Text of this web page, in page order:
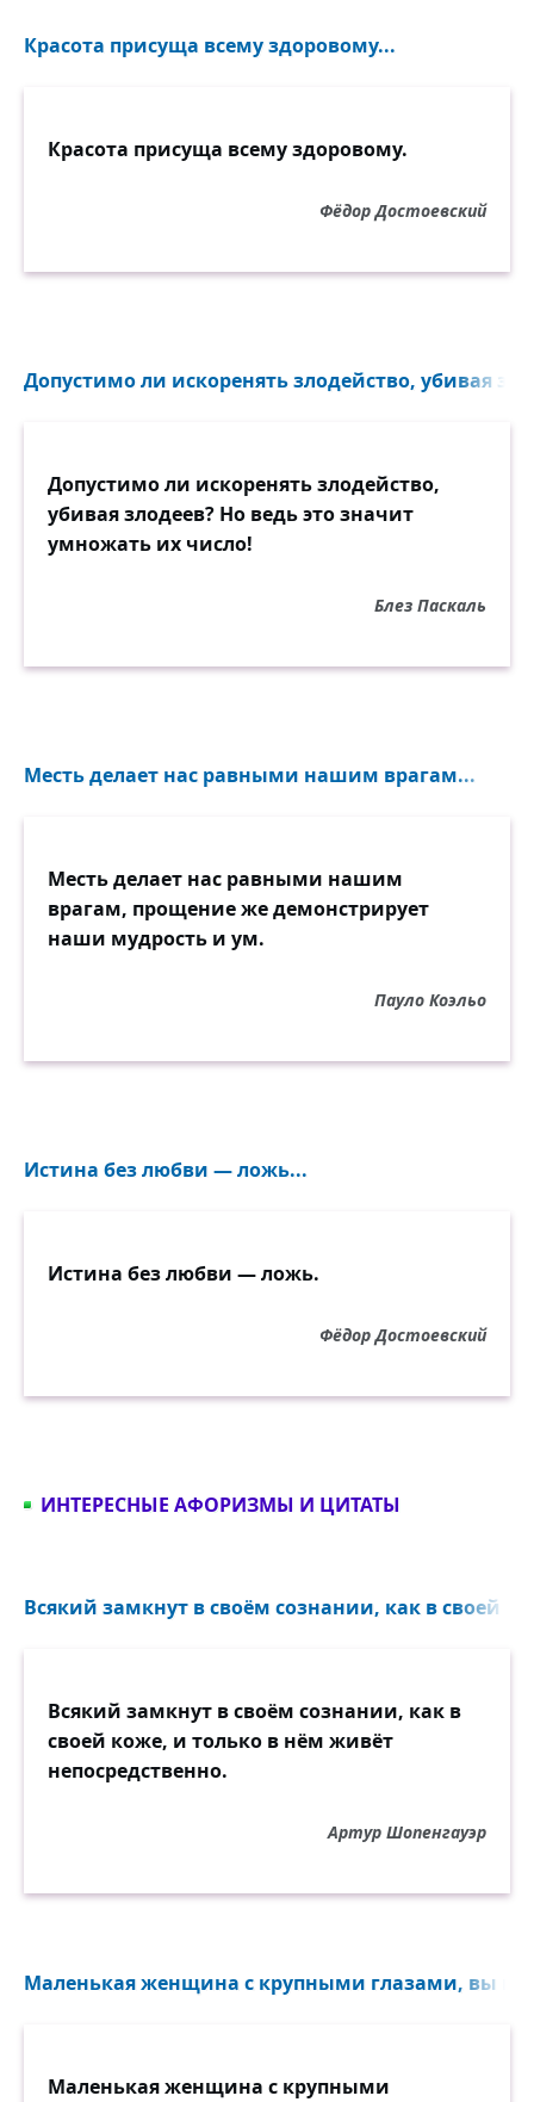
Красота присуща всему здоровому...
Красота присуща всему здоровому.
Фёдор Достоевский
Допустимо ли искоренять злодейство, убивая
Допустимо ли искоренять злодейство,
убивая злодеев? Но ведь это значит
умножать их число!
Блез Паскаль
Месть делает нас равными нашим врагам...
Месть делает нас равными нашим
врагам, прощение же демонстрирует
наши мудрость и ум.
Пауло Коэльо
Истина без любви — ложь...
Истина без любви — ложь.
Фёдор Достоевский
ИНТЕРЕСНЫЕ АФОРИЗМЫ И ЦИТАТЫ
Всякий замкнут в своём сознании, как в своей
Всякий замкнут в своём сознании, как в
своей коже, и только в нём живёт
непосредственно.
Артур Шопенгауэр
Маленькая женщина с крупными глазами, вы
Маленькая женщина с крупными